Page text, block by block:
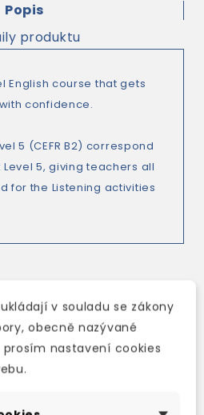
Popis
produktu
English course that gets
confidence.
5 (CEFR B2) correspond
5, giving teachers all
for the Listening activities
v souladu se zákony
obecně nazývané
nastavení cookies